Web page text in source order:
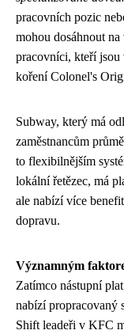
pracovních pozic
mohou dosáhnout
pracovníci, kteří jsou
koření Colonel's
Subway, který má
zaměstnancům
to flexibilnějším
lokální řetězec, má
ale nabízí více
dopravu.
Významným
Zatímco nástupní
nabízí propracovaný
Shift leadeři v KFC